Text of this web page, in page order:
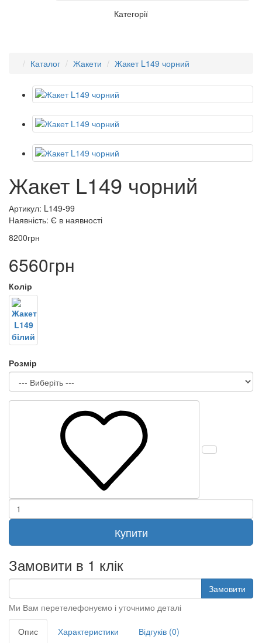
Категорії
Каталог Жакети Жакет L149 чорний
Жакет L149 чорний
Артикул: L149-99
Наявність: Є в наявності
8200грн
6560грн
Колір
Розмір
Купити
Замовити в 1 клік
Замовити
Ми Вам перетелефонуємо і уточнимо деталі
Опис Характеристики
Відгуків (0)